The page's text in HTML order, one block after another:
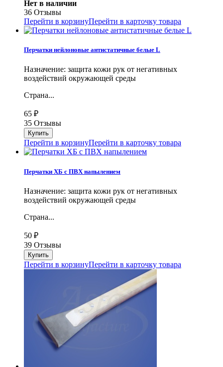
Нет в наличии
36 Отзывы
Перейти в корзинуПерейти в карточку товара
Перчатки нейлоновые антистатичные белые L
Назначение: защита кожи рук от негативных
воздействий окружающей среды
Страна...
65 ₽
35 Отзывы
Перейти в корзинуПерейти в карточку товара
Перчатки ХБ с ПВХ напылением
Назначение: защита кожи рук от негативных
воздействий окружающей среды
Страна...
50 ₽
39 Отзывы
Перейти в корзинуПерейти в карточку товара